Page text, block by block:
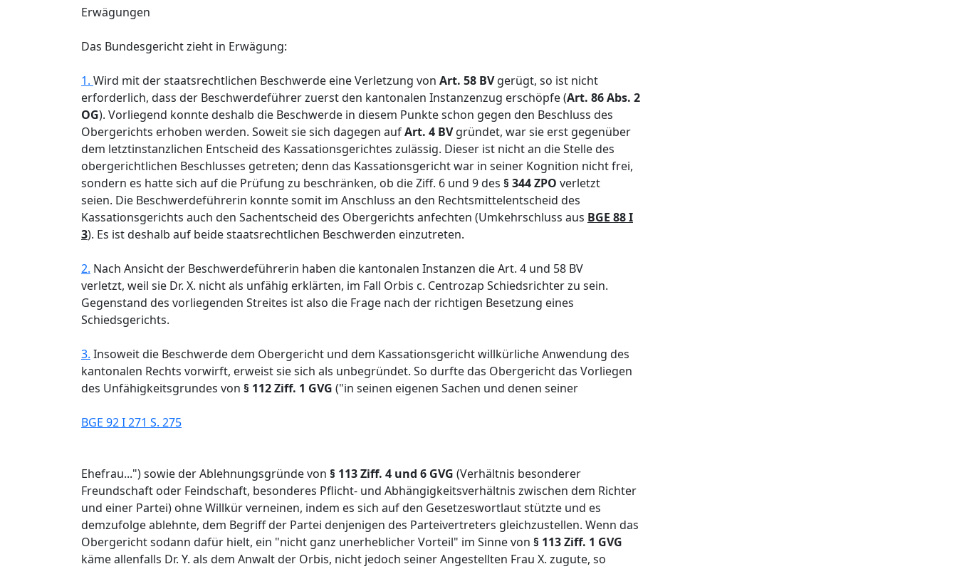
Erwägungen
Das Bundesgericht zieht in Erwägung:
1. Wird mit der staatsrechtlichen Beschwerde eine Verletzung von Art. 58 BVgerügt, so ist nicht
erforderlich, dass der Beschwerdeführer zuerst den kantonalen Instanzenzug erschöpfe (Art. 86 Abs. 2
OG). Vorliegend konnte deshalb die Beschwerde in diesem Punkte schon gegen den Beschluss des
Obergerichts erhoben werden. Soweit sie sich dagegen aufArt. 4 BVgründet, war sie erst gegenüber
dem letztinstanzlichen Entscheid des Kassationsgerichtes zulässig. Dieser ist nicht an die Stelle des
obergerichtlichen Beschlusses getreten; denn das Kassationsgericht war in seiner Kognition nicht frei,
sondern es hatte sich auf die Prüfung zu beschränken, ob die Ziff. 6 und 9 des § 344 ZPO verletzt
seien. Die Beschwerdeführerin konnte somit im Anschluss an den Rechtsmittelentscheid des
Kassationsgerichts auch den Sachentscheid des Obergerichts anfechten (Umkehrschluss aus BGE 88 I
3). Es ist deshalb auf beide staatsrechtlichen Beschwerden einzutreten.
2. Nach Ansicht der Beschwerdeführerin haben die kantonalen Instanzen die Art. 4 und 58 BV
verletzt, weil sie Dr. X. nicht als unfähig erklärten, im Fall Orbis c. Centrozap Schiedsrichter zu sein.
Gegenstand des vorliegenden Streites ist also die Frage nach der richtigen Besetzung eines
Schiedsgerichts.
3. Insoweit die Beschwerde dem Obergericht und dem Kassationsgericht willkürliche Anwendung des
kantonalen Rechts vorwirft, erweist sie sich als unbegründet. So durfte das Obergericht das Vorliegen
des Unfähigkeitsgrundes von § 112 Ziff. 1 GVG ("in seinen eigenen Sachen und denen seiner
BGE 92 I 271 S. 275
Ehefrau...") sowie der Ablehnungsgründe von § 113 Ziff. 4 und 6 GVG (Verhältnis besonderer
Freundschaft oder Feindschaft, besonderes Pflicht- und Abhängigkeitsverhältnis zwischen dem Richter
und einer Partei) ohne Willkür verneinen, indem es sich auf den Gesetzeswortlaut stützte und es
demzufolge ablehnte, dem Begriff der Partei denjenigen des Parteivertreters gleichzustellen. Wenn das
Obergericht sodann dafür hielt, ein "nicht ganz unerheblicher Vorteil" im Sinne von § 113 Ziff. 1 GVG
käme allenfalls Dr. Y. als dem Anwalt der Orbis, nicht jedoch seiner Angestellten Frau X. zugute, so